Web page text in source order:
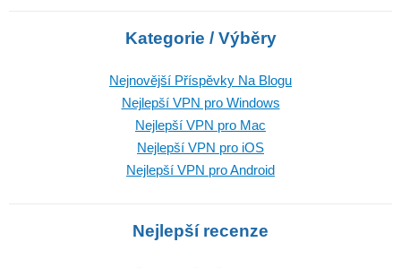
Kategorie / Výběry
Nejnovější Příspěvky Na Blogu
Nejlepší VPN pro Windows
Nejlepší VPN pro Mac
Nejlepší VPN pro iOS
Nejlepší VPN pro Android
Nejlepší recenze